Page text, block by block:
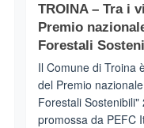
DI
SICILIA
Civitas
Animosa
in
Piazza
TROINA – Tra i
Premio
Forestali
Il Comune di Troina
del Premio
Forestali Sostenibili"
promossa da PEFC